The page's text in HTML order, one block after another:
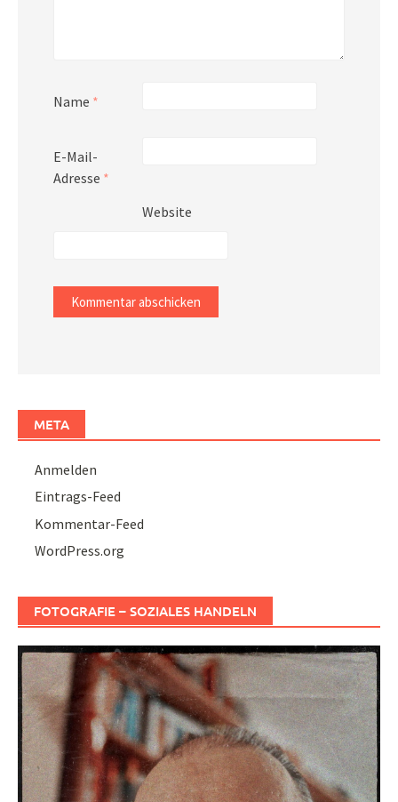
Name *
E-Mail-
Adresse *
Website
META
Anmelden
Eintrags-Feed
Kommentar-Feed
WordPress.org
FOTOGRAFIE – SOZIALES HANDELN